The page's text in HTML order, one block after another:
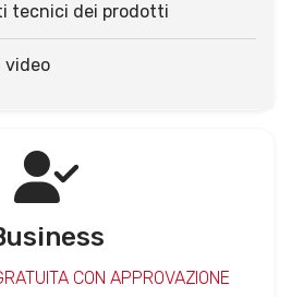
tecnici dei prodotti
video
CON APPROVAZIONE